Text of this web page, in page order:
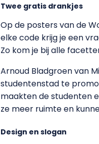
Twee gratis drankjes
Op de posters van de
elke code krijg je een
Zo kom je bij alle
Arnoud Bladgroen van
studentenstad te
maakten de studenten
ze meer ruimte en
Design en slogan